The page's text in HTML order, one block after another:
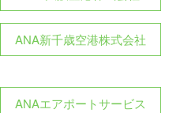
ANA新千歳空港株式会社
ANAエアポートサービス